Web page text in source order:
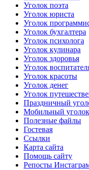
Уголок поэта
Уголок юриста
Уголок
Уголок бухгалтера
Уголок психолога
Уголок кулинара
Уголок здоровья
Уголок
Уголок красоты
Уголок денег
Уголок
Праздничный
Мобильный уголок
Полезные файлы
Гостевая
Ссылки
Карта сайта
Помощь сайту
Репосты